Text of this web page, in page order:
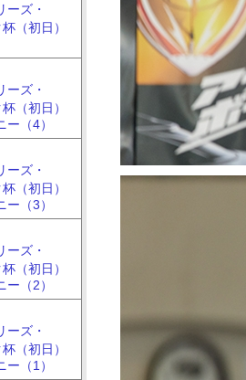
ーズ・
（初日）
ーズ・
（初日）
ー（4）
ーズ・
（初日）
ー（3）
ーズ・
（初日）
ー（2）
ーズ・
（初日）
ー（1）